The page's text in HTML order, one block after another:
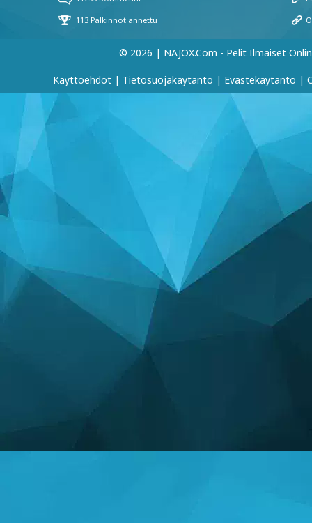
© 2026 | NAJOX.com - Pelit Ilmaiset
Käyttöehdot | Tietosuojakäytäntö | Evästekäytäntö |